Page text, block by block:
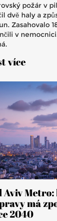
požár v
dvě haly a
Zasahovalo
v
více
Aviv
má
2040